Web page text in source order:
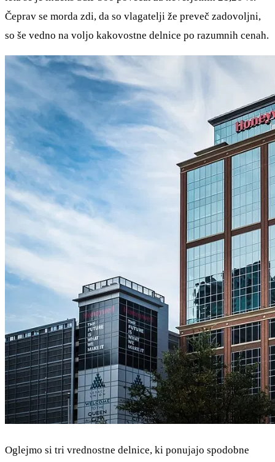
Čeprav se morda zdi, da so vlagatelji že preveč zadovoljni,
so še vedno na voljo kakovostne delnice po razumnih cenah.
Oglejmo si tri vrednostne delnice, ki ponujajo spodobne